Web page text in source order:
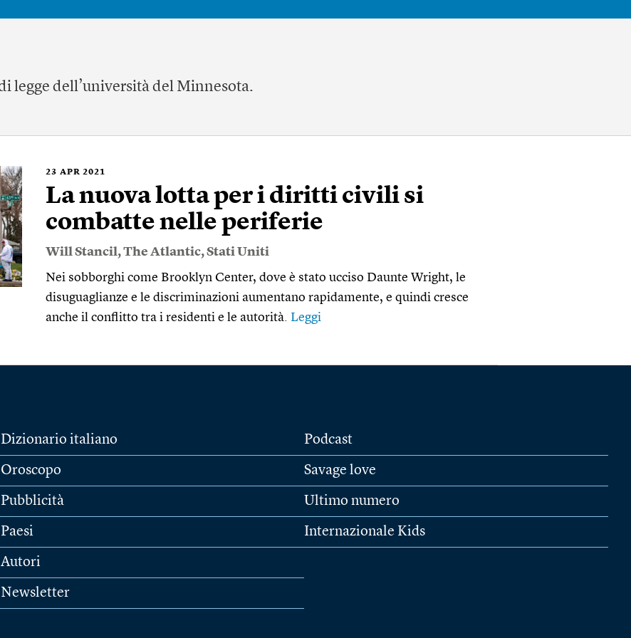
legge dell’università del Minnesota.
23 APR 2021
La nuova lotta per i diritti civili si
combatte nelle periferie
Will Stancil,The Atlantic,Stati Uniti
Nei sobborghi come Brooklyn Center, dove è stato ucciso Daunte Wright, le
disuguaglianze e le discriminazioni aumentano rapidamente, e quindi cresce
anche il conflitto tra i residenti e le autorità. Leggi
Dizionario italiano
Oroscopo
Pubblicità
Paesi
Autori
Newsletter
Podcast
Savage love
Ultimo numero
Internazionale Kids